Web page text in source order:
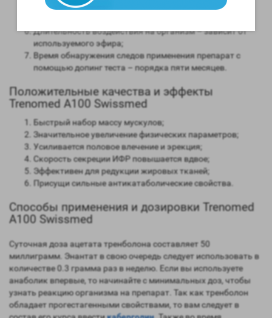
Степень нагрузки на печень – отсутствует;
Длительность воздействия на организм – зависит от
используемого эфира;
Время обнаружения следов применения препарат с
помощью допинг теста – порядка пяти месяцев.
Положительные качества и эффекты
Trenomed A100 Swissmed
Быстрый набор массу мускулов;
Значительное увеличение физических параметров;
Усиливается половое влечение и эрекция;
Скорость секреции ИФР повышается вдвое;
Эффективен для редукции жировых тканей;
Присущи сильные антикатаболические свойства.
Способы применения и дозировки Trenomed
A100 Swissmed
Суточная доза ацетата тренболона составляет 50
миллиграмм. Энантат в свою очередь следует использовать в
количестве 0.3 грамма раз в неделю. Если вы используете
анаболик впервые, то начинайте с минимальных доз, чтобы
узнать реакцию организма на препарат. Так как тренболон
обладает прогестагенными свойствами, то вам следует в